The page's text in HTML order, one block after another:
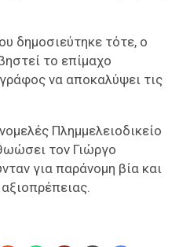
δημοσιεύτηκε τότε, ο
το επίμαχο
να αποκαλύψει τις
Πλημμελειοδικείο
τον Γιώργο
για παράνομη βία και